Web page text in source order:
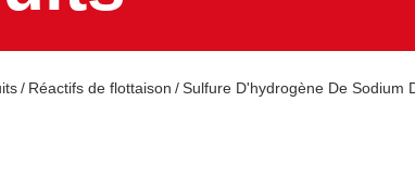
/ Réactifs de flottaison /Sulfure D'hydrogène De Sodium